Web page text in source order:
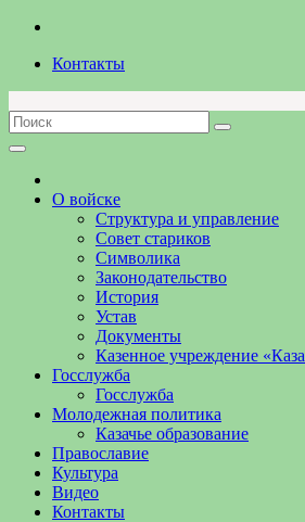
Перейти
содержимому
Контакты
О войске
Структура и управление
Совет стариков
Символика
Законодательство
История
Устав
Документы
Казенное учреждение
Госслужба
Госслужба
Молодежная политика
Казачье образование
Православие
Культура
Видео
Контакты